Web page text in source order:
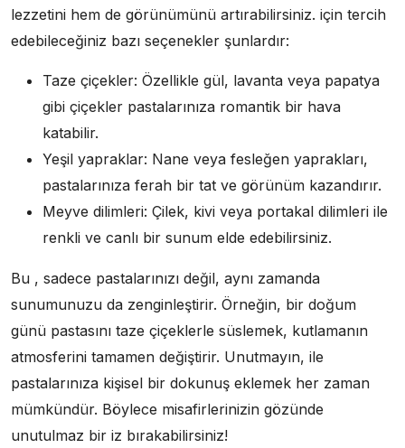
lezzetini hem de görünümünü artırabilirsiniz. için tercih
edebileceğiniz bazı seçenekler şunlardır:
Taze çiçekler: Özellikle gül, lavanta veya papatya
gibi çiçekler pastalarınıza romantik bir hava
katabilir.
Yeşil yapraklar: Nane veya fesleğen yaprakları,
pastalarınıza ferah bir tat ve görünüm kazandırır.
Meyve dilimleri: Çilek, kivi veya portakal dilimleri ile
renkli ve canlı bir sunum elde edebilirsiniz.
Bu , sadece pastalarınızı değil, aynı zamanda
sunumunuzu da zenginleştirir. Örneğin, bir doğum
günü pastasını taze çiçeklerle süslemek, kutlamanın
atmosferini tamamen değiştirir. Unutmayın, ile
pastalarınıza kişisel bir dokunuş eklemek her zaman
mümkündür. Böylece misafirlerinizin gözünde
unutulmaz bir iz bırakabilirsiniz!